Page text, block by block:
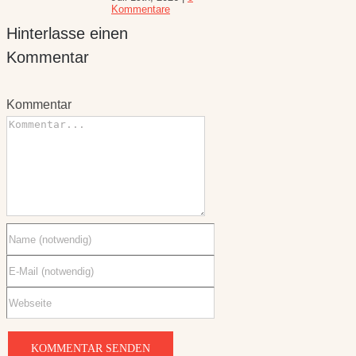
Kommentar
Diese Website verwendet